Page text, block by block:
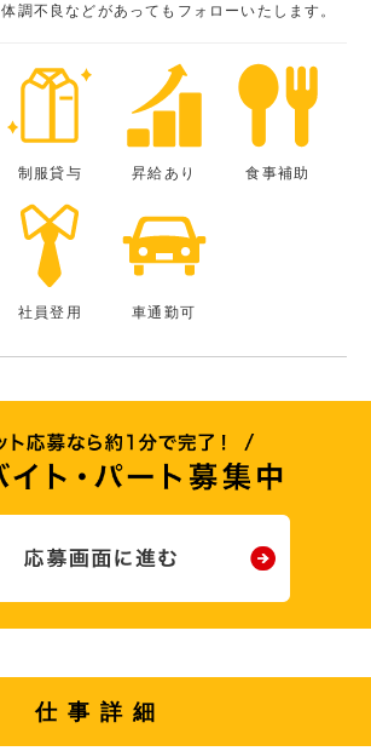
体調不良などがあってもフォローいたします。
制服貸与 昇給あり 食事補助
社員登用 車通勤可
仕事詳細